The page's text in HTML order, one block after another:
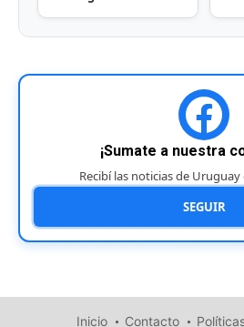
¡Sumate a nuestra
Recibí las noticias de
SEGUIR
Inicio Contacto